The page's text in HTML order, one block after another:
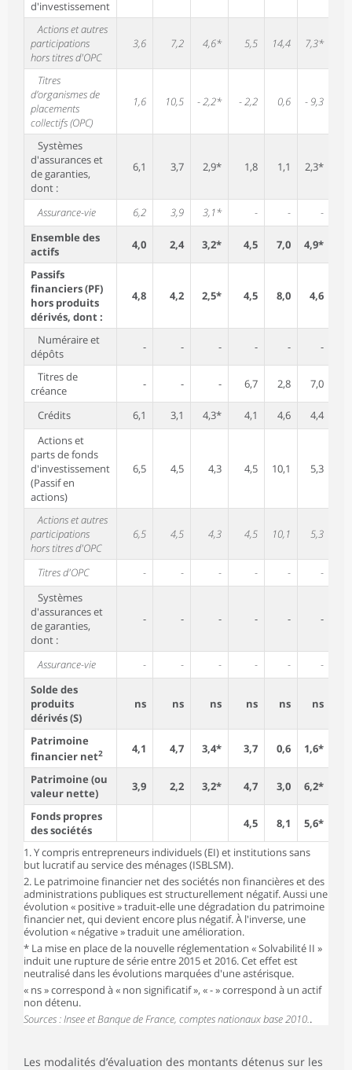
d'investissement
Actions et autres
participations
hors titres d'OPC
3,6 7,2 4,6* 5,5 14,4 7,3*
Titres
d’organismes de
placements
collectifs (OPC)
1,6 10,5 - 2,2* - 2,2 0,6 - 9,3
Systèmes
d'assurances et
de garanties,
dont :
6,1 3,7 2,9* 1,8 1,1 2,3*
Assurance-vie 6,2 3,9 3,1* - -
-
Ensemble des
actifs
4,0 2,4 3,2* 4,5 7,0 4,9*
Passifs
financiers (PF)
hors produits
dérivés, dont :
4,8 4,2 2,5* 4,5 8,0 4,6
Numéraire et
dépôts
- - - - - -
Titres de
créance
- - - 6,7 2,8 7,0
Crédits 6,1 3,1 4,3* 4,1 4,6 4,4
Actions et
parts de fonds
d'investissement
(Passif en
actions)
6,5 4,5 4,3 4,5 10,1 5,3
Actions et autres
participations
hors titres d'OPC
6,5 4,5 4,3 4,5 10,1 5,3
Titres d'OPC - - - - - -
Systèmes
d'assurances et
de garanties,
dont :
- - - - - -
Assurance-vie - - - - - -
Solde des
produits
dérivés (S)
ns ns ns ns ns ns
Patrimoine
financier net2 4,1 4,7 3,4* 3,7 0,6 1,6*
Patrimoine (ou
valeur nette)
3,9 2,2 3,2* 4,7 3,0 6,2*
Fonds propres
des sociétés
4,5 8,1 5,6*
1. Y compris entrepreneurs individuels (EI) et institutions sans
but lucratif au service des ménages (ISBLSM).
2. Le patrimoine financier net des sociétés non financières et des
administrations publiques est structurellement négatif. Aussi une
évolution « positive » traduit-elle une dégradation du patrimoine
financier net, qui devient encore plus négatif. À l'inverse, une
évolution « négative » traduit une amélioration.
* La mise en place de la nouvelle réglementation « Solvabilité II »
induit une rupture de série entre 2015 et 2016. Cet effet est
neutralisé dans les évolutions marquées d'une astérisque.
« ns » correspond à « non significatif », « - » correspond à un actif
non détenu.
Sources : Insee et Banque de France, comptes nationaux base 2010..
Les modalités d’évaluation des montants détenus sur les